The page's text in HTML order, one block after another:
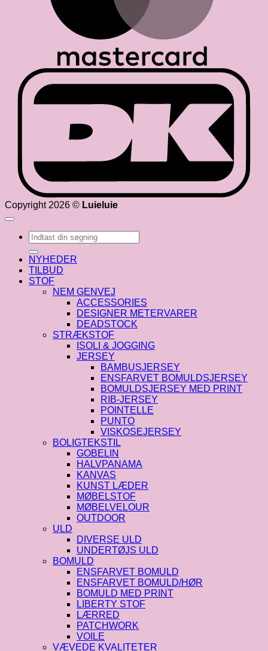
Copyright 2026 © Luieluie
Søg
efter:
NYHEDER
TILBUD
STOF
NEM GENVEJ
ACCESSORIES
DESIGNER METERVARER
DEADSTOCK
STRÆKSTOF
ISOLI & JOGGING
JERSEY
BAMBUSJERSEY
ENSFARVET BOMULDSJERSEY
BOMULDSJERSEY MED PRINT
RIB-JERSEY
POINTELLE
PUNTO
VISKOSEJERSEY
BOLIGTEKSTIL
GOBELIN
HALVPANAMA
KANVAS
KUNST LÆDER
MØBELSTOF
MØBELVELOUR
OUTDOOR
ULD
DIVERSE ULD
UNDERTØJS ULD
BOMULD
ENSFARVET BOMULD
ENSFARVET BOMULD/HØR
BOMULD MED PRINT
LIBERTY STOF
LÆRRED
PATCHWORK
VOILE
VÆVEDE KVALITETER